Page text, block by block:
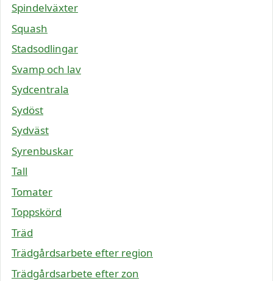
Spindelväxter
Squash
Stadsodlingar
Svamp och lav
Sydcentrala
Sydöst
Sydväst
Syrenbuskar
Tall
Tomater
Toppskörd
Träd
Trädgårdsarbete efter region
Trädgårdsarbete efter zon